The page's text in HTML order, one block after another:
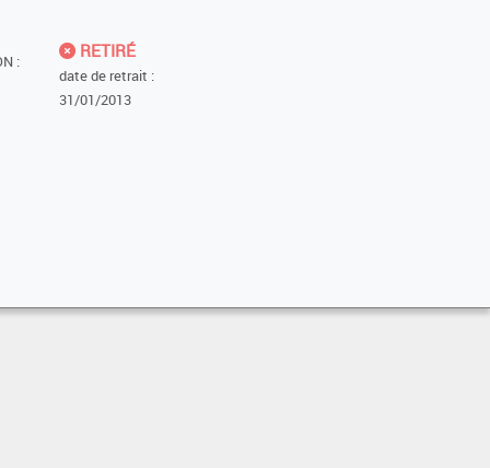
:
RETIRÉ
date de retrait :
31/01/2013